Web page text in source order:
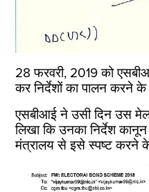
28 फरवरी, 2019 को
कर निर्देशों का पालन करने के
एसबीआई ने उसी दिन उस
लिखा कि उनका निर्देश
मंत्रालय से इसे स्पष्ट करने